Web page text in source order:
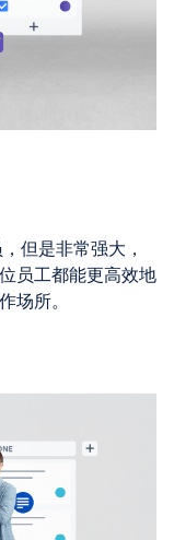
但是非常强大，
员工都能更高效地
场所。